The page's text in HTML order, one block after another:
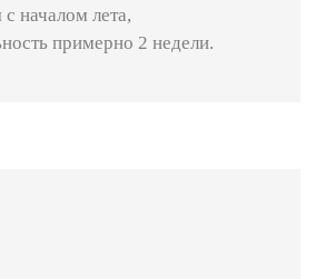
с началом лета,
примерно 2 недели.